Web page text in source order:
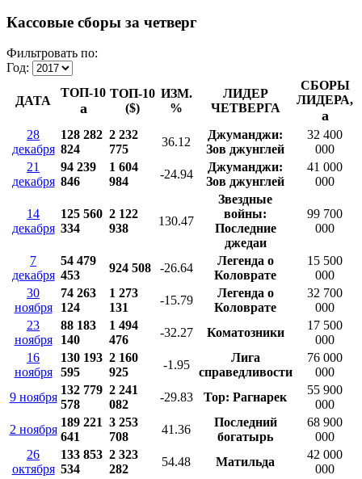
Кассовые сборы за четверг
Фильтровать по:
Год:
ДАТА
ТОП-10
a
ТОП-10
($)
ИЗМ.
%
ЛИДЕР
ЧЕТВЕРГА
СБОРЫ
ЛИДЕРА,
a
28
декабря
128 282
824
2 232
775
36.12
Джуманджи:
Зов джунглей
32 400
000
21
декабря
94 239
846
1 604
984
-24.94
Джуманджи:
Зов джунглей
41 000
000
14
декабря
125 560
334
2 122
938
130.47
Звездные
войны:
Последние
джедаи
99 700
000
7
декабря
54 479
453
924 508 -26.64
Легенда о
Коловрате
15 500
000
30
ноября
74 263
124
1 273
131
-15.79
Легенда о
Коловрате
32 700
000
23
ноября
88 183
140
1 494
476
-32.27 Коматозники
17 500
000
16
ноября
130 193
595
2 160
925
-1.95
Лига
справедливости
76 000
000
9 ноября
132 779
578
2 241
082
-29.83 Тор: Рагнарек
55 900
000
2 ноября
189 221
641
3 253
708
41.36
Последний
богатырь
68 900
000
26
октября
133 853
534
2 323
282
54.48 Матильда
42 000
000